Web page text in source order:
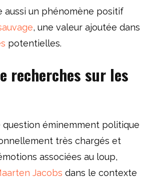
aussi un phénomène positif
, une valeur ajoutée dans
potentielles.
recherches sur les
éminemment politique
très chargés et
associées au loup,
Jacobs dans le contexte